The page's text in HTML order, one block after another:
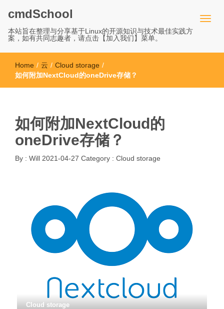
cmdSchool
本站旨在整理与分享基于Linux的开源知识与技术最佳实践方
案，如有共同志趣者，请点击【加入我们】菜单。
Home / 云 / Cloud storage /
如何附加NextCloud的oneDrive存储？
如何附加NextCloud的
oneDrive存储？
By : Will 2021-04-27 Category : Cloud storage
Cloud storage